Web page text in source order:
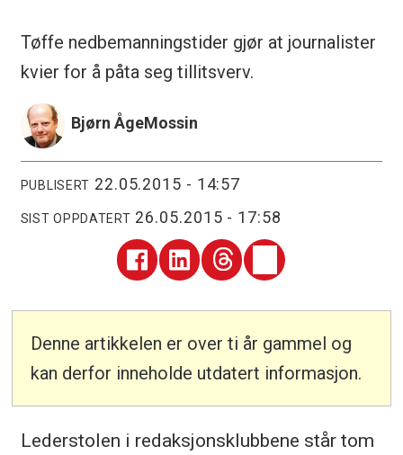
Tøffe nedbemanningstider gjør at journalister
kvier for å påta seg tillitsverv.
Bjørn ÅgeMossin
PUBLISERT 22.05.2015 - 14:57
SIST OPPDATERT 26.05.2015 - 17:58
Denne artikkelen er over ti år gammel og
kan derfor inneholde utdatert informasjon.
Lederstolen i redaksjonsklubbene står tom